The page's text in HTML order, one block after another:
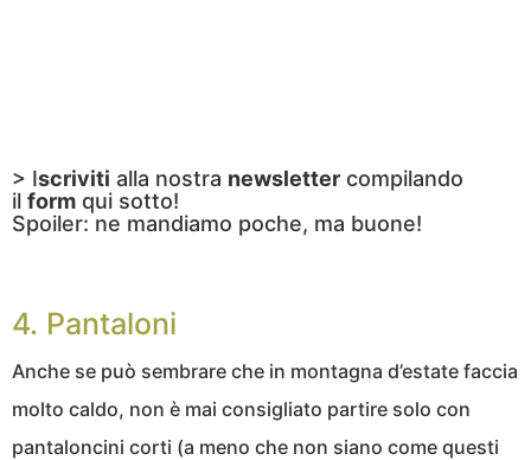
> Iscriviti alla nostra newsletter compilando
il form qui sotto!
Spoiler: ne mandiamo poche, ma buone!
4. Pantaloni
Anche se può sembrare che in montagna d’estate faccia
molto caldo, non è mai consigliato partire solo con
pantaloncini corti (a meno che non siano come questi